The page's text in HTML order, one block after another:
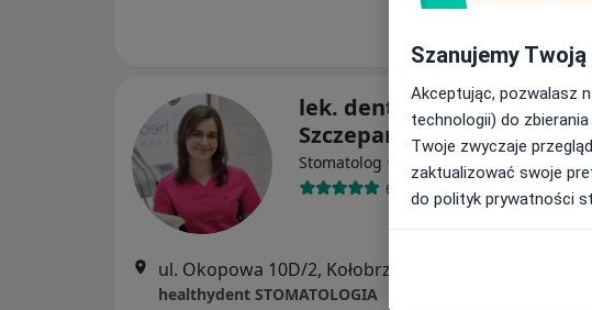
lek. dent. Anna
Szczepaniak
Stomatolog · Więcej
64 opinie
ul. Okopowa 10D/2, Kołobrzeg
healthydent STOMATOLOGIA
Szanujemy
Akceptując, pozwalasz
technologii) do
Twoje zwyczaje
zaktualizować swoje
do polityk prywatności